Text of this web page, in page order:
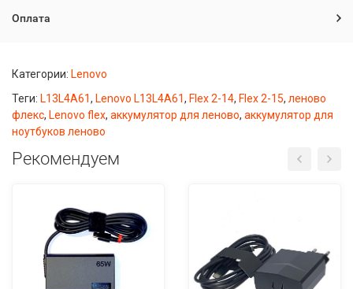
Оплата
Категории: Lenovo
Теги: L13L4A61, Lenovo L13L4A61, Flex 2-14, Flex 2-15, леново
флекс, Lenovo flex, аккумулятор для леново, аккумулятор для
ноутбуков леново
Рекомендуем